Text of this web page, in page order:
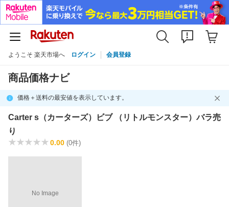
ようこそ 楽天市場へ ログイン 会員登録
商品価格ナビ
価格＋送料の最安値を表示しています。
Carter s（カーターズ）ビブ （リトルモンスター）バラ売
り
0.00 (0件)
No Image